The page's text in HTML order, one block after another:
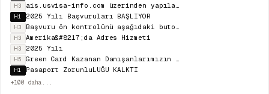
H3 ais.usvisa-info.com üzerinden yapılan başvurular artık usvisascheduling.com üzerinden yapılacak.
H1 2025 Yılı Başvuruları BAŞLIYOR
H3 Başvuru ön kontrolünü aşağıdaki butona tıklayarak yapabilirsiniz.
H3 Amerika&#8217;da Adres Hizmeti
H3 2025 Yılı
H5 Green Card Kazanan Danışanlarımızın Paylaşımları
H1 Pasaport ZorunluLUĞU KALKTI
+100 daha...